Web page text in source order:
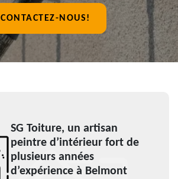
CONTACTEZ-NOUS!
SG Toiture, un artisan
peintre d’intérieur fort de
plusieurs années
d’expérience à Belmont